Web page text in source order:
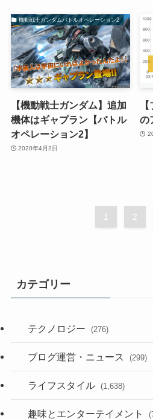
機動戦士ガンダムバトルオペレーション2
【機動戦士ガンダム】追加
機体はギャプラン【バトル
オペレーション2】
2020年4月2日
の
1 2
カテゴリー
テクノロジー (276)
(36)
(187)
ブログ運営・ニュース (299)
(118)
(181)
ライフスタイル (1,638)
(394)
趣味とエンターテイメント